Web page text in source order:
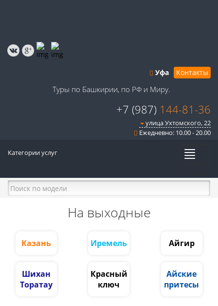
Уфа Контакты
Туры по Башкирии, по РФ и Миру.
+7 (987) 144-81-36
улица Ухтомского, 22
Ежедневно: 10.00 - 20.00
Категории услуг
На выходные
Казань Иремель Айгир
Шихан
Торатау
Красный
ключ
Айские
притесы